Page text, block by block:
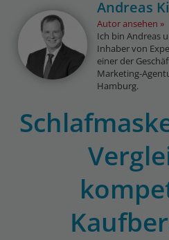
Andreas
Autor ansehen
Ich bin Andreas
Inhaber von
einer der
Marketing-
Hamburg.